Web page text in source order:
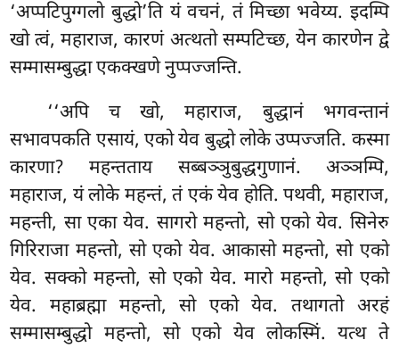
‘अप्पटिपुग्गलो बुद्धो’ति यं वचनं, तं मिच्छा भवेय्य. इदम्पि
खो त्वं, महाराज, कारणं अत्थतो सम्पटिच्छ, येन कारणेन द्वे
सम्मासम्बुद्धा एकक्खणे नुप्पज्जन्ति.
‘‘अपि च खो, महाराज, बुद्धानं भगवन्तानं
सभावपकति एसायं, एको येव बुद्धो लोके उप्पज्जति. कस्मा
कारणा? महन्तताय सब्बञ्ञुबुद्धगुणानं. अञ्ञम्पि,
महाराज, यं लोके महन्तं, तं एकं येव होति. पथवी, महाराज,
महन्ती, सा एका येव. सागरो महन्तो, सो एको येव. सिनेरु
गिरिराजा महन्तो, सो एको येव. आकासो महन्तो, सो एको
येव. सक्को महन्तो, सो एको येव. मारो महन्तो, सो एको
येव. महाब्रह्मा महन्तो, सो एको येव. तथागतो अरहं
सम्मासम्बुद्धो महन्तो, सो एको येव लोकस्मिं. यत्थ ते